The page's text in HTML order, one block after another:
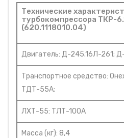
Технические
турбокомпрессора ТКР-
(620.1118010.04)
Двигатель: Д-245.16Л-261;
Транспортное средство:
ТДТ-55А;
ЛХТ-55: ТЛТ-100А
Масса (кг): 8,4